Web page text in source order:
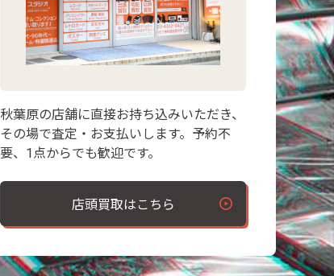
秋葉原の店舗に直接お持ち込みいただき、
その場で査定・お支払いします。予約不
要、1点からでも歓迎です。
店頭買取はこちら